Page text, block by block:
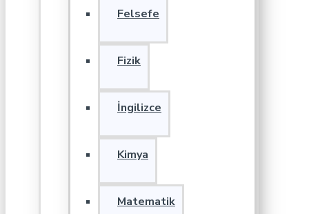
Felsefe
Fizik
İngilizce
Kimya
Matematik